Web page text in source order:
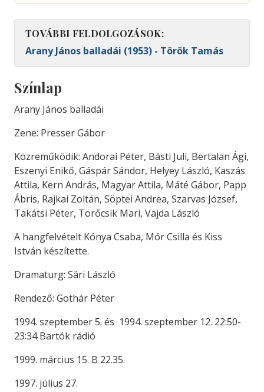
TOVÁBBI FELDOLGOZÁSOK:
Arany János balladái (1953) - Török Tamás
Színlap
Arany János balladái
Zene: Presser Gábor
Közreműködik: Andorai Péter, Básti Juli, Bertalan Ági,
Eszenyi Enikő, Gáspár Sándor, Helyey László, Kaszás
Attila, Kern András, Magyar Attila, Máté Gábor, Papp
Ábris, Rajkai Zoltán, Söptei Andrea, Szarvas József,
Takátsi Péter, Törőcsik Mari, Vajda László
A hangfelvételt Kónya Csaba, Mór Csilla és Kiss
István készítette.
Dramaturg: Sári László
Rendező: Gothár Péter
1994. szeptember 5. és 1994. szeptember 12. 22:50-
23:34 Bartók rádió
1999. március 15. B 22.35.
1997. július 27.